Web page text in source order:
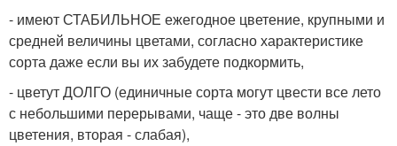
- имеют СТАБИЛЬНОЕ ежегодное цветение, крупными и
средней величины цветами, согласно характеристике
сорта даже если вы их забудете подкормить,
- цветут ДОЛГО (единичные сорта могут цвести все лето
с небольшими перерывами, чаще - это две волны
цветения, вторая - слабая),